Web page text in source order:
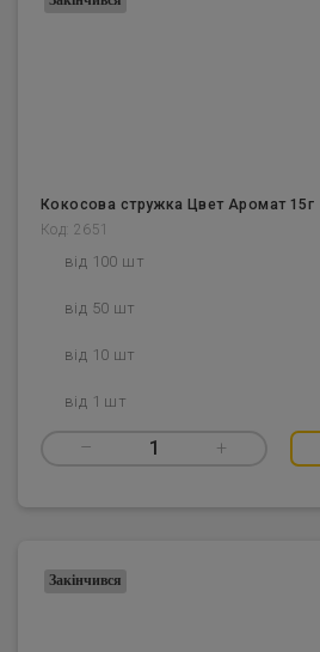
Кокосова стружка Цвет Аромат 15г
Код: 2651
від 100 шт
від 50 шт
від 10 шт
від 1 шт
– 1 +
Закінчився